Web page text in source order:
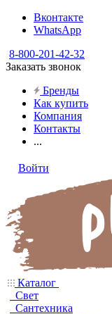
Вконтакте
WhatsApp
8-800-201-42-32
Заказать звонок
Бренды
Как купить
Компания
Контакты
...
Войти
Каталог
Свет
Сантехника